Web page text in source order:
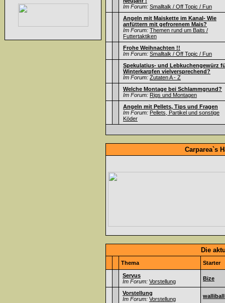
Im Forum: Smalltalk / Off Topic / Fun
Angeln mit Maiskette im Kanal- Wie
anfüttern mit gefrorenem Mais?
Im Forum: Themen rund um Baits /
Futtertaktiken
Frohe Weihnachten !!
Im Forum: Smalltalk / Off Topic / Fun
Spekulatius- und Lebkuchengewürz
Winterkarpfen vielversprechend?
Im Forum: Zutaten A - Z
Welche Montage bei Schlammgrund?
Im Forum: Rigs und Montagen
Angeln mit Pellets, Tips und Fragen
Im Forum: Pellets, Partikel und sonstige
Köder
Carparea`s
Die
Thema Starter
Servus
Im Forum: Vorstellung Bize
Vorstellung
Im Forum: Vorstellung